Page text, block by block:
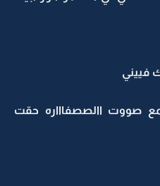
فييني
صووت االصصفاااره حقت